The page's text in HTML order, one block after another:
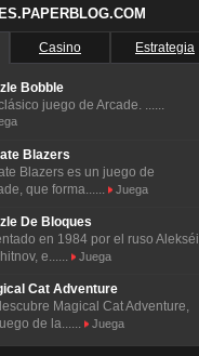
Casino Estrategia
Bobble
juego de Arcade. ......
Blazers
Blazers es un juego de
que forma......
Juega
De Bloques
en 1984 por el ruso Alekséi
e......
Juega
Cat Adventure
Magical Cat Adventure,
de la......
Juega